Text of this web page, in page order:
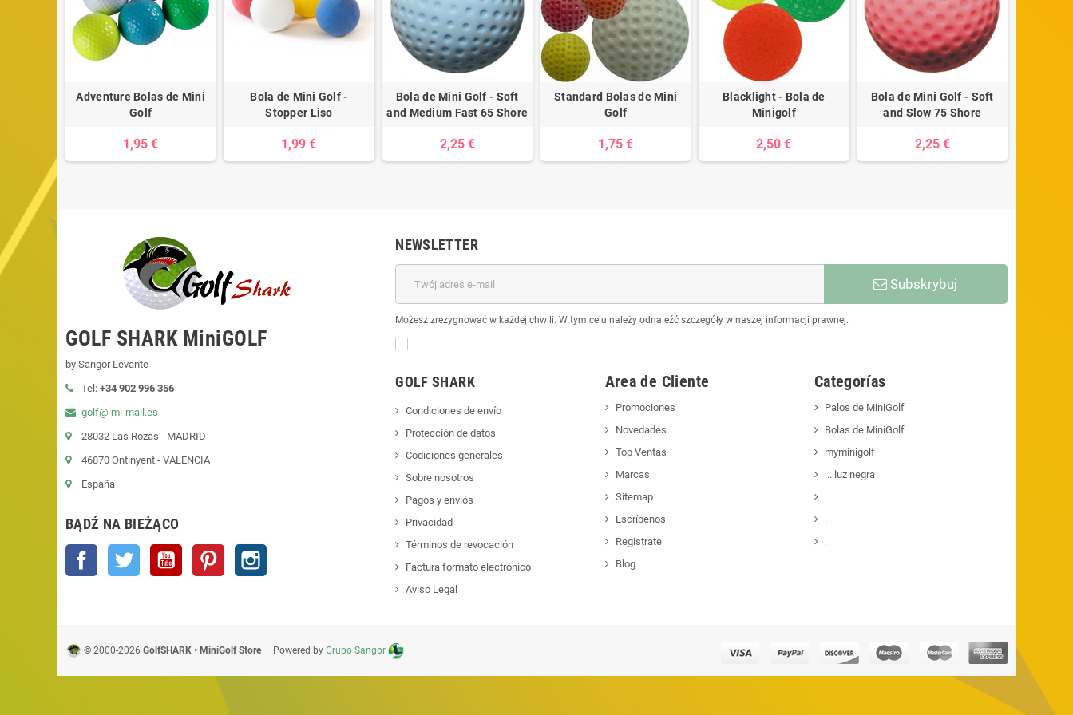
Adventure Bolas de Mini
Golf
1,95 €
Bola de Mini Golf -
Stopper Liso
1,99 €
Bola de Mini Golf - Soft
and Medium Fast 65 Shore
2,25 €
Standard Bolas de Mini
Golf
1,75 €
Blacklight - Bola de
Minigolf
2,50 €
Bola de Mini Golf - Soft
and Slow 75 Shore
2,25 €
GOLF SHARK MiniGOLF
by Sangor Levante
Tel: +34 902 996 356
golf@ mi-mail.es
28032 Las Rozas - MADRID
46870 Ontinyent - VALENCIA
España
BĄDŹ NA BIEŻĄCO
Facebook Twitter YouTube Pinterest
NEWSLETTER
Subskrybuj
Możesz zrezygnować w każdej chwili. W tym celu należy odnaleźć szczegóły w naszej informacji prawnej.
GOLF SHARK
Condiciones de envío
Protección de datos
Codiciones generales
Sobre nosotros
Pagos y enviós
Privacidad
Términos de revocación
Factura formato electrónico
Aviso Legal
Area de Cliente
Promociones
Novedades
Top Ventas
Marcas
Sitemap
Escríbenos
Registrate
Blog
Categorías
Palos de MiniGolf
Bolas de MiniGolf
myminigolf
... luz negra
.
.
.
© 2000-2026 GolfSHARK • MiniGolf Store| Powered by Grupo Sangor